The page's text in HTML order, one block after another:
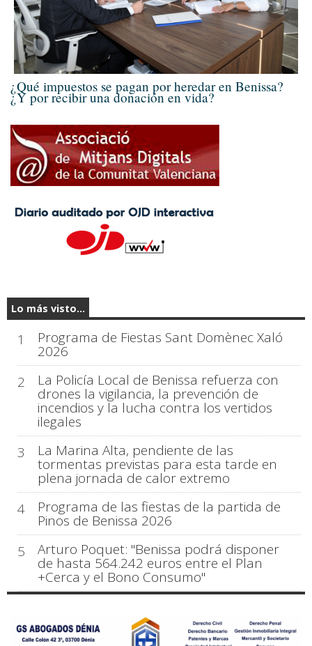
¿Qué impuestos se pagan por heredar en Benissa?
¿Y por recibir una donación en vida?
Lo más visto...
1 Programa de Fiestas Sant Domènec Xaló
2026
2
La Policía Local de Benissa refuerza con
drones la vigilancia, la prevención de
incendios y la lucha contra los vertidos
ilegales
3
La Marina Alta, pendiente de las
tormentas previstas para esta tarde en
plena jornada de calor extremo
4
Programa de las fiestas de la partida de
Pinos de Benissa 2026
5
Arturo Poquet: "Benissa podrá disponer
de hasta 564.242 euros entre el Plan
+Cerca y el Bono Consumo"